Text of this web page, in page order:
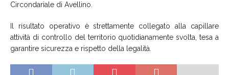
Circondariale di Avellino.
Il risultato operativo è strettamente collegato alla capillare
attività di controllo del territorio quotidianamente svolta, tesa a
garantire sicurezza e rispetto della legalità.